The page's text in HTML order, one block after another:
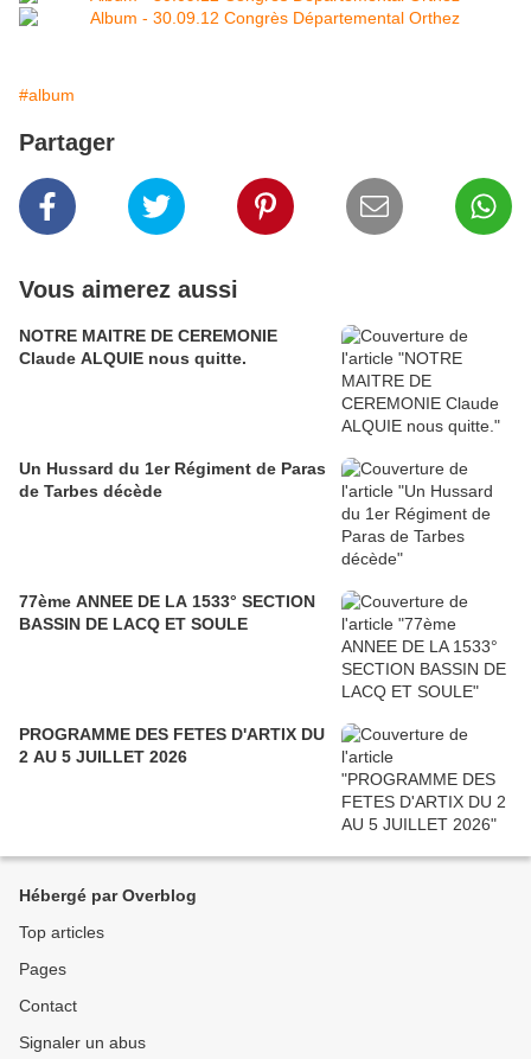
#album
Partager
Vous aimerez aussi
NOTRE MAITRE DE CEREMONIE
Claude ALQUIE nous quitte.
Un Hussard du 1er Régiment de Paras
de Tarbes décède
77ème ANNEE DE LA 1533° SECTION
BASSIN DE LACQ ET SOULE
PROGRAMME DES FETES D'ARTIX DU
2 AU 5 JUILLET 2026
Hébergé par Overblog
Top articles
Pages
Contact
Signaler un abus